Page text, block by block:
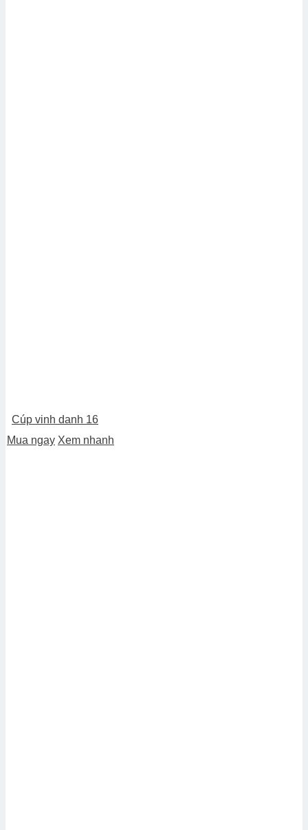
Cúp vinh danh 16
Mua ngay Xem nhanh